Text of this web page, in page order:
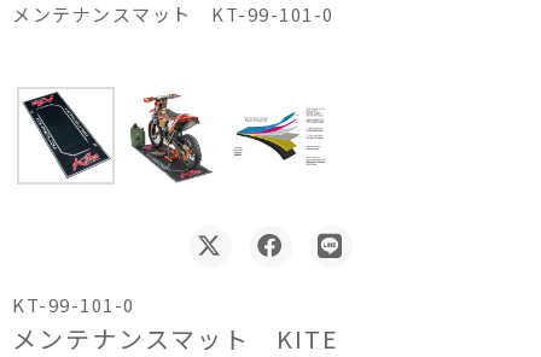
メンテナンスマット KT-99-101-0
KT-99-101-0
メンテナンスマット KITE